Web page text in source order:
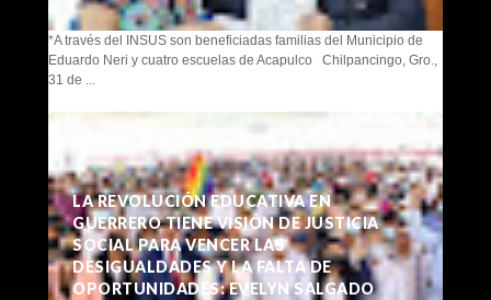
*A través del INSUS son beneficiadas familias del Municipio de
Eduardo Neri y cuatro escuelas de Acapulco Chilpancingo, Gro.,
31 de ...
LA REVOLUCIÓN EDUCATIVA EN
GUERRERO TIENE VISIÓN DE JUSTICIA
SOCIAL PARA VENCER LAS
DESIGUALDADES Y LA FALTA DE
OPORTUNIDADES: EVELYN SALGADO